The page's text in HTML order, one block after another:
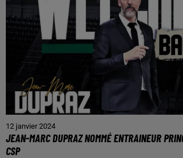
12 janvier 2024
JEAN-MARC DUPRAZ NOMMÉ ENTRAINEUR
CSP